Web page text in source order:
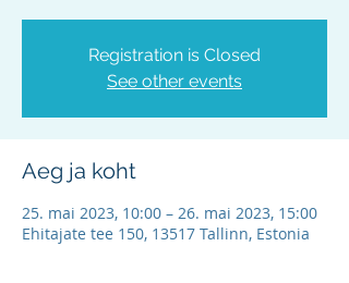
Registration is Closed
See other events
Aeg ja koht
25. mai 2023, 10:00 – 26. mai 2023, 15:00
Ehitajate tee 150, 13517 Tallinn, Estonia